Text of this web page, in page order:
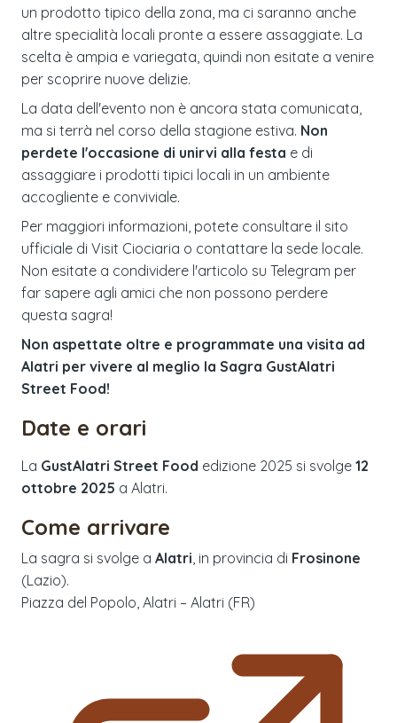
un prodotto tipico della zona, ma ci saranno anche
altre specialità locali pronte a essere assaggiate. La
scelta è ampia e variegata, quindi non esitate a venire
per scoprire nuove delizie.
La data dell'evento non è ancora stata comunicata,
ma si terrà nel corso della stagione estiva. Non
perdete l'occasione di unirvi alla festa e di
assaggiare i prodotti tipici locali in un ambiente
accogliente e conviviale.
Per maggiori informazioni, potete consultare il sito
ufficiale di Visit Ciociaria o contattare la sede locale.
Non esitate a condividere l'articolo su Telegram per
far sapere agli amici che non possono perdere
questa sagra!
Non aspettate oltre e programmate una visita ad
Alatri per vivere al meglio la Sagra GustAlatri
Street Food!
Date e orari
La GustAlatri Street Food edizione 2025 si svolge 12
ottobre 2025 a Alatri.
Come arrivare
La sagra si svolge a Alatri , in provincia di Frosinone
(Lazio).
Piazza del Popolo, Alatri – Alatri (FR)